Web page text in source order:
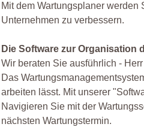
Mit dem Wartungsplaner
Unternehmen zu verbessern.
Die Software zur Organisation
Wir beraten Sie ausführlich -
Das
arbeiten lässt. Mit unserer
Navigieren Sie mit der
nächsten Wartungstermin.